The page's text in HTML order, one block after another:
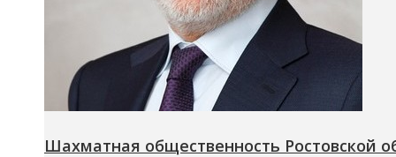
Шахматная общественность Ростовской